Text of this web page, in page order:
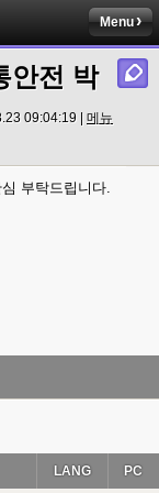
Menu
안전 박
09:04:19 | 메뉴
부탁드립니다.
PC
LANG